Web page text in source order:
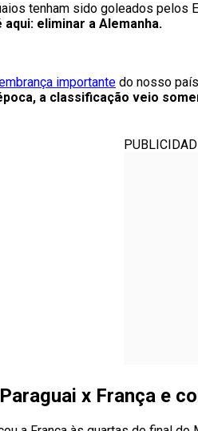
tenham sido goleados pelos
eliminar a Alemanha.
importante do nosso
a classificação veio
x França e